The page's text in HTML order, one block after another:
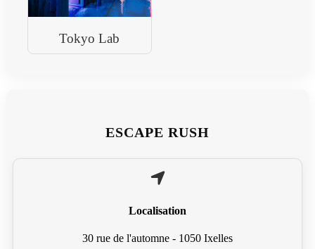
Tokyo Lab
ESCAPE RUSH
Localisation
30 rue de l'automne - 1050 Ixelles